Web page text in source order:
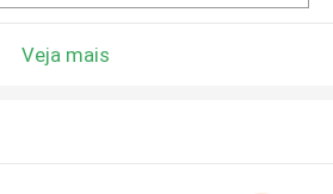
Veja mais